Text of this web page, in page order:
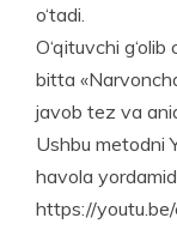
o‘tadi.
O‘qituvchi
bitta
javob tez va
Ushbu metodni
havola
https://